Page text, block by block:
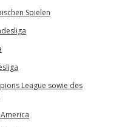
Spielen
League sowie des